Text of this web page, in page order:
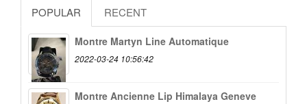
POPULAR RECENT
Montre Martyn Line Automatique
2022-03-24 10:56:42
Montre Ancienne Lip Himalaya Geneve